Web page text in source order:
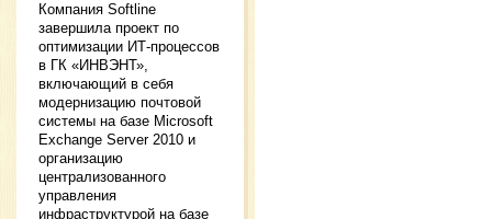
Компания Softline
завершила проект по
оптимизации ИТ-процессов
в ГК «ИНВЭНТ»,
включающий в себя
модернизацию почтовой
системы на базе Microsoft
Exchange Server 2010 и
организацию
централизованного
управления
инфраструктурой на базе